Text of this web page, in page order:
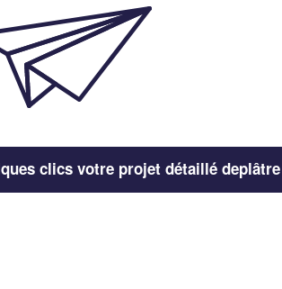
clics votre projet détaillé deplâtre